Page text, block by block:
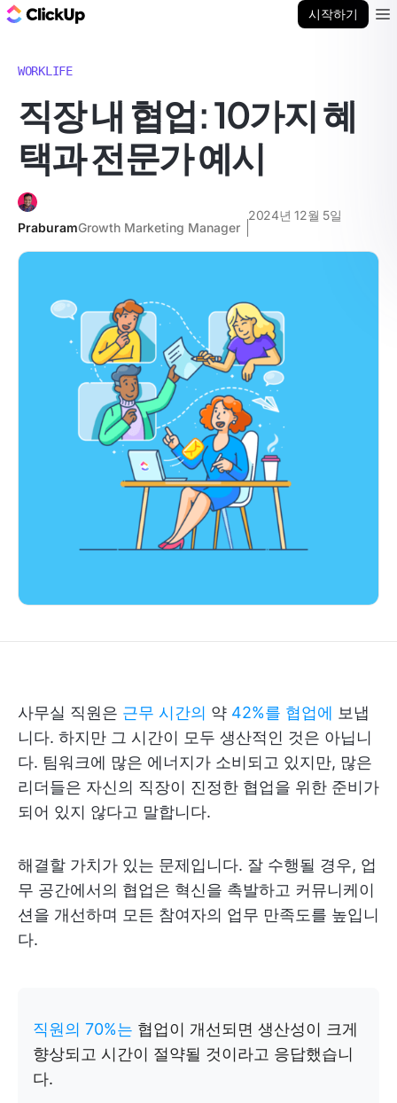
시작하기
WORKLIFE
직장 내 협업: 10가지 혜
택과 전문가 예시
PraburamGrowth Marketing Manager
2024년 12월 5일
사무실 직원은 근무 시간의 약 42%를 협업에 보냅
니다. 하지만 그 시간이 모두 생산적인 것은 아닙니
다. 팀워크에 많은 에너지가 소비되고 있지만, 많은
리더들은 자신의 직장이 진정한 협업을 위한 준비가
되어 있지 않다고 말합니다.
해결할 가치가 있는 문제입니다. 잘 수행될 경우, 업
무 공간에서의 협업은 혁신을 촉발하고 커뮤니케이
션을 개선하며 모든 참여자의 업무 만족도를 높입니
다.
직원의 70%는 협업이 개선되면 생산성이 크게
향상되고 시간이 절약될 것이라고 응답했습니
다.